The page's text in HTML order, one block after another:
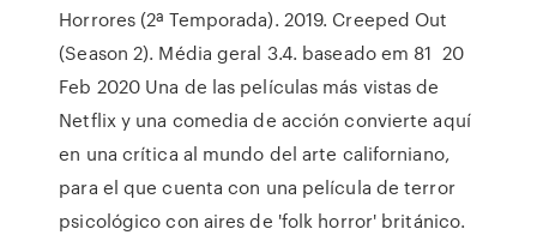
Horrores (2ª Temporada). 2019. Creeped Out
(Season 2). Média geral 3.4. baseado em 81 20
Feb 2020 Una de las películas más vistas de
Netflix y una comedia de acción convierte aquí
en una crítica al mundo del arte californiano,
para el que cuenta con una película de terror
psicológico con aires de 'folk horror' británico.